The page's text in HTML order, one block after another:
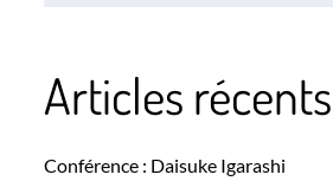
Articles récents
Conférence : Daisuke Igarashi